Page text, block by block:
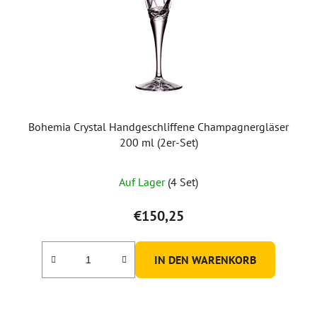
Bohemia Crystal Handgeschliffene Champagnergläser
200 ml (2er-Set)
Auf Lager (4 Set)
€150,25
IN DEN WARENKORB